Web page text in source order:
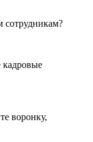
сотрудникам?
кадровые
воронку,